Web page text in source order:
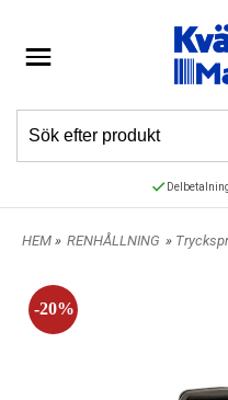
HEM » RENHÅLLNING »